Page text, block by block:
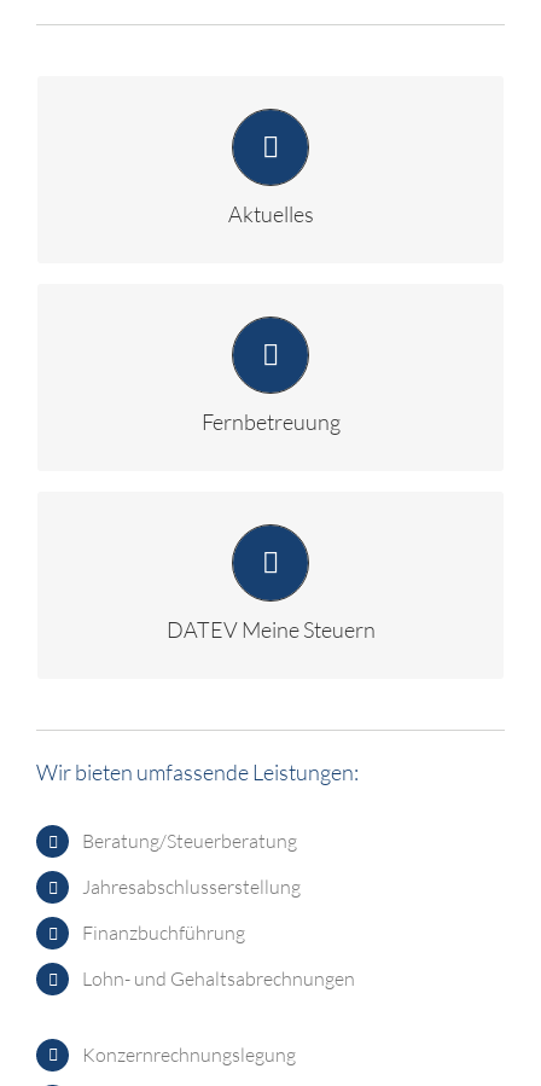
Aktuelles
Die wichtigsten Informationen aus dem
Steuerrecht
Fernbetreuung
Ihre schnelle Hilfe für Buchhaltung /
Lohnabrechnung
DATEV Meine Steuern
Informationen zu DATEV Meine Steuern
Wir bieten umfassende Leistungen:
Beratung/Steuerberatung
Jahresabschlusserstellung
Finanzbuchführung
Lohn- und Gehaltsabrechnungen
Konzernrechnungslegung